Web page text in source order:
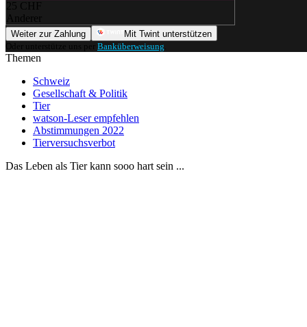
25 CHF
Anderer
Weiter zur Zahlung
Mit Twint unterstützen
Oder unterstütze uns per Banküberweisung
Themen
Schweiz
Gesellschaft & Politik
Tier
watson-Leser empfehlen
Abstimmungen 2022
Tierversuchsverbot
Das Leben als Tier kann sooo hart sein ...